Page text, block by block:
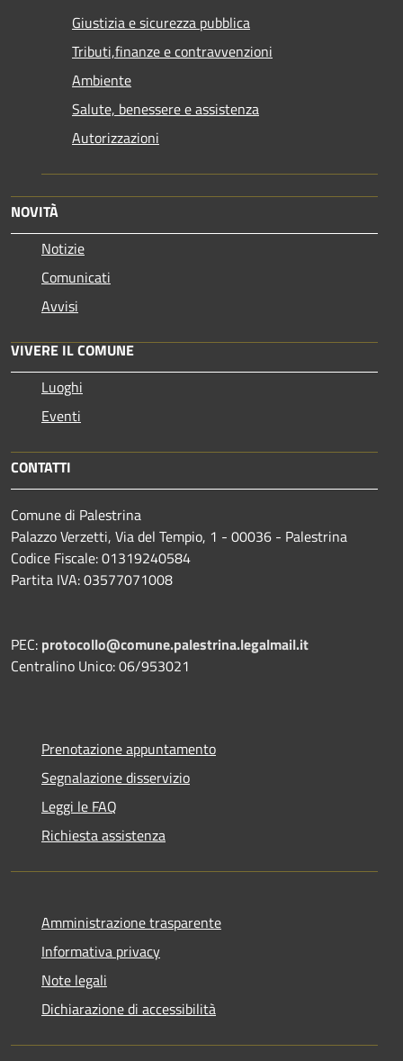
Giustizia e sicurezza pubblica
Tributi,finanze e contravvenzioni
Ambiente
Salute, benessere e assistenza
Autorizzazioni
NOVITÀ
Notizie
Comunicati
Avvisi
VIVERE IL COMUNE
Luoghi
Eventi
CONTATTI
Comune di Palestrina
Palazzo Verzetti, Via del Tempio, 1 - 00036 - Palestrina
Codice Fiscale: 01319240584
Partita IVA: 03577071008
PEC: protocollo@comune.palestrina.legalmail.it
Centralino Unico: 06/953021
Prenotazione appuntamento
Segnalazione disservizio
Leggi le FAQ
Richiesta assistenza
Amministrazione trasparente
Informativa privacy
Note legali
Dichiarazione di accessibilità